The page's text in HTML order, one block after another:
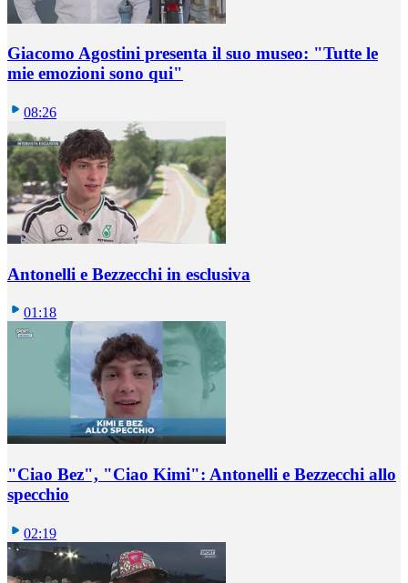
Giacomo Agostini presenta il suo museo: "Tutte le
mie emozioni sono qui"
08:26
Antonelli e Bezzecchi in esclusiva
01:18
"Ciao Bez", "Ciao Kimi": Antonelli e Bezzecchi allo
specchio
02:19